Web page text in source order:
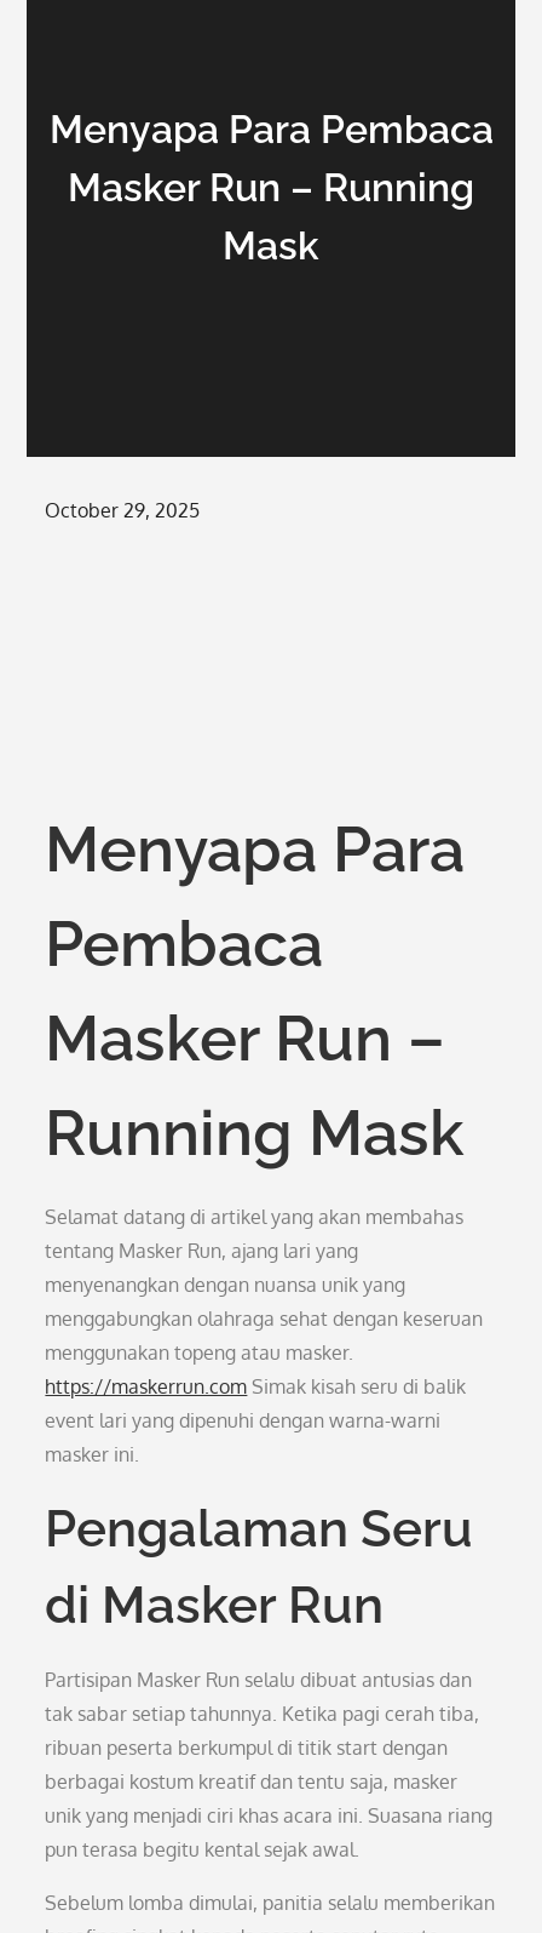
Menyapa Para Pembaca
Masker Run – Running
Mask
Posted
October 29, 2025
Menyapa Para
Pembaca
Masker Run –
Running Mask
Selamat datang di artikel yang akan membahas
tentang Masker Run, ajang lari yang
menyenangkan dengan nuansa unik yang
menggabungkan olahraga sehat dengan keseruan
menggunakan topeng atau masker.
https://maskerrun.com Simak kisah seru di balik
event lari yang dipenuhi dengan warna-warni
masker ini.
Pengalaman Seru
di Masker Run
Partisipan Masker Run selalu dibuat antusias dan
tak sabar setiap tahunnya. Ketika pagi cerah tiba,
ribuan peserta berkumpul di titik start dengan
berbagai kostum kreatif dan tentu saja, masker
unik yang menjadi ciri khas acara ini. Suasana riang
pun terasa begitu kental sejak awal.
Sebelum lomba dimulai, panitia selalu memberikan